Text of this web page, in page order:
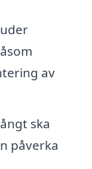
av
ska
påverka